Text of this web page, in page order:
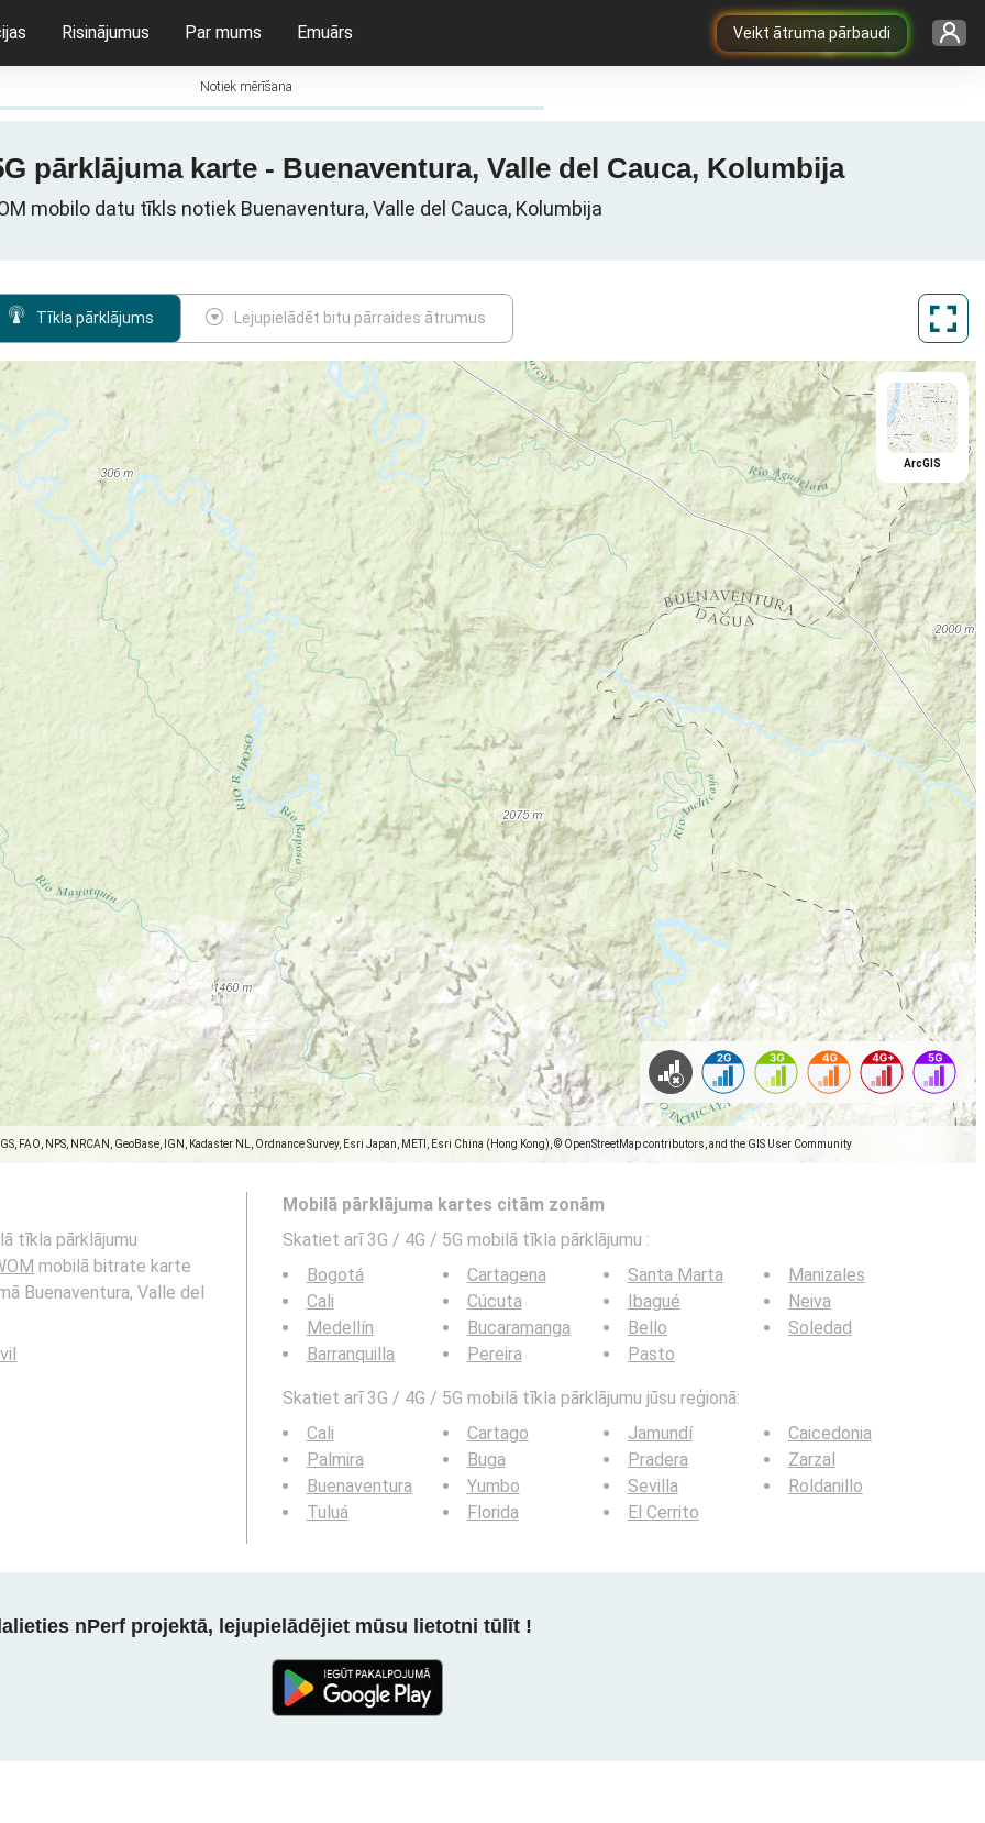
Veikt ātruma pārbaudi
Risinājumus Par mums Emuārs
Notiek mērīšana
pārklājuma karte - Buenaventura, Valle del Cauca, Kolumbija
mobilo datu tīkls notiek Buenaventura, Valle del Cauca, Kolumbija
Tīkla pārklājums Lejupielādēt bitu pārraides ātrumus
FAO, NPS, NRCAN, GeoBase, IGN, Kadaster NL, Ordnance Survey, Esri Japan, METI, Esri China (Hong Kong), © OpenStreetMap contributors, and the GIS User Community
ArcGIS
tīkla pārklājumu
mobilā bitrate karte
Buenaventura, Valle del
Mobilā pārklājuma kartes citām zonām
Skatiet arī 3G / 4G / 5G mobilā tīkla pārklājumu :
Bogotá
Cali
Medellín
Barranquilla
Cartagena
Cúcuta
Bucaramanga
Pereira
Santa Marta
Ibagué
Bello
Pasto
Manizales
Neiva
Soledad
Skatiet arī 3G / 4G / 5G mobilā tīkla pārklājumu jūsu reģionā:
Cali
Palmira
Buenaventura
Tuluá
Cartago
Buga
Yumbo
Florida
Jamundí
Pradera
Sevilla
El Cerrito
Caicedonia
Zarzal
Roldanillo
nPerf projektā, lejupielādējiet mūsu lietotni tūlīt !